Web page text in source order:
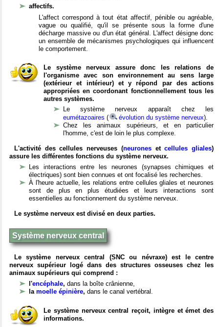
affectifs.
L'affect correspond à tout état affectif, pénible ou agréable,
vague ou qualifié, qu'il se présente sous la forme d'une
décharge massive ou d'un état général. L'affect désigne donc
un ensemble de mécanismes psychologiques qui influencent
le comportement.
Le système nerveux assure donc les relations de
l'organisme avec son environnement au sens large
(extérieur et intérieur) et y répond par des actions
appropriées en coordonant fonctionnellement tous les
autres systèmes.
Le système nerveux apparaît chez les
eumétazoaires ( évolution du système nerveux).
Chez les animaux supérieurs, et en particulier
l'homme, c'est de loin le plus complexe.
L'activité des cellules nerveuses (neuronesetcellules gliales)
assure les différentes fonctions du système nerveux.
Les interactions entre les neurones (synapses chimiques et
électriques) sont bien connues et ont focalisé les recherches.
À l'heure actuelle, les relations entre cellules gliales et neurones
sont de plus en plus étudiées et leurs interactions sont
essentielles au fonctionnement du système nerveux.
Le système nerveux est divisé en deux parties.
Système nerveux central
Le système nerveux central (SNC ou névraxe) est le centre
nerveux supérieur logé dans des structures osseuses chez les
animaux supérieurs qui comprend :
l'encéphale, dans la boîte crânienne,
la moelle épinière, dans le canal vertébral.
Le système nerveux central reçoit, intègre et émet des
informations.